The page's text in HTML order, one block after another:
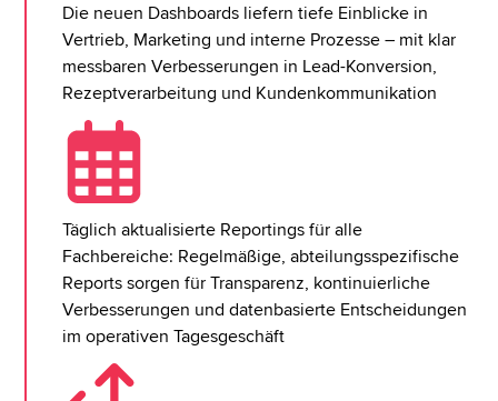
Die neuen Dashboards liefern tiefe Einblicke in
Vertrieb, Marketing und interne Prozesse – mit klar
messbaren Verbesserungen in Lead-Konversion,
Rezeptverarbeitung und Kundenkommunikation
Täglich aktualisierte Reportings für alle
Fachbereiche: Regelmäßige, abteilungsspezifische
Reports sorgen für Transparenz, kontinuierliche
Verbesserungen und datenbasierte Entscheidungen
im operativen Tagesgeschäft